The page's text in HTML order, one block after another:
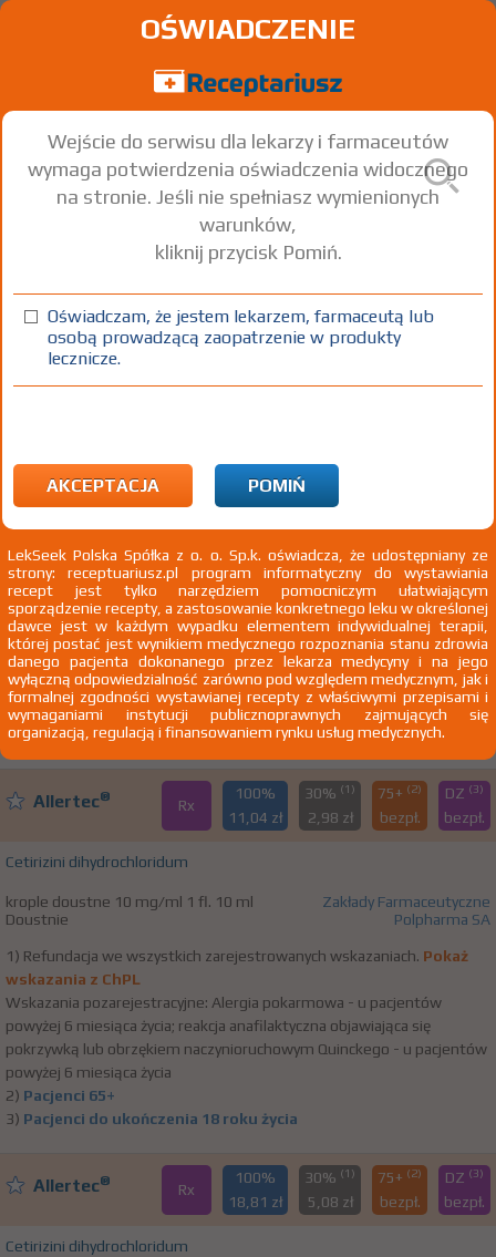
Znaleziono wyników:
Strona1 z 89
Acenocumarol
WZF
Rx
Acenocoumarolum
tabl. 4 mg 60 szt. Doustnie Zakłady Farmaceutyczne Polpharma SA
1) Refundacja we wszystkich zarejestrowanych wskazaniach.
Pokaż
wskazania z ChPL
2)Pacjenci 65+
3)Pacjenci do ukończenia 18 roku życia
Allertec® Rx
100%
11,04 zł
30% (1)
2,98 zł
75+ (2)
bezpł.
DZ (3)
bezpł.
Cetirizini dihydrochloridum
krople doustne 10 mg/ml 1 fl. 10 ml
Doustnie
Zakłady Farmaceutyczne
Polpharma SA
1) Refundacja we wszystkich zarejestrowanych wskazaniach. Pokaż
wskazania z ChPL
Wskazania pozarejestracyjne: Alergia pokarmowa - u pacjentów
powyżej 6 miesiąca życia; reakcja anafilaktyczna objawiająca się
pokrzywką lub obrzękiem naczynioruchowym Quinckego - u pacjentów
powyżej 6 miesiąca życia
2) Pacjenci 65+
3) Pacjenci do ukończenia 18 roku życia
Allertec® Rx
100%
18,81 zł
30% (1)
5,08 zł
75+ (2)
bezpł.
DZ (3)
bezpł.
Cetirizini dihydrochloridum
OŚWIADCZENIE
Wejście do serwisu dla lekarzy i farmaceutów
wymaga potwierdzenia oświadczenia widocznego
na stronie. Jeśli nie spełniasz wymienionych
warunków,
kliknij przycisk Pomiń.
Oświadczam, że jestem lekarzem, farmaceutą lub
osobą prowadzącą zaopatrzenie w produkty
lecznicze.
AKCEPTACJA POMIŃ
LekSeek Polska Spółka z o. o. Sp.k. oświadcza, że udostępniany ze
strony: receptuariusz.pl program informatyczny do wystawiania
recept jest tylko narzędziem pomocniczym ułatwiającym
sporządzenie recepty, a zastosowanie konkretnego leku w określonej
dawce jest w każdym wypadku elementem indywidualnej terapii,
której postać jest wynikiem medycznego rozpoznania stanu zdrowia
danego pacjenta dokonanego przez lekarza medycyny i na jego
wyłączną odpowiedzialność zarówno pod względem medycznym, jak i
formalnej zgodności wystawianej recepty z właściwymi przepisami i
wymaganiami instytucji publicznoprawnych zajmujących się
organizacją, regulacją i finansowaniem rynku usług medycznych.